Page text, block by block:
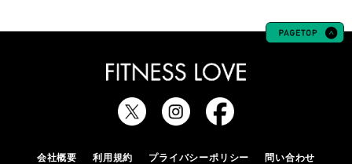
会社概要 利用規約 プライバシーポリシー
問い合わせ